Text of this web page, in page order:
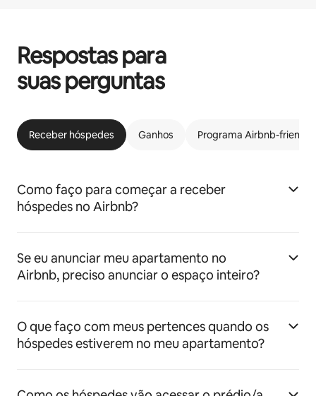
Respostas para
suas perguntas
Receber hóspedes Ganhos Programa Airbnb-friendly
Como faço para começar a receber
hóspedes no Airbnb?
Se eu anunciar meu apartamento no
Airbnb, preciso anunciar o espaço inteiro?
O que faço com meus pertences quando os
hóspedes estiverem no meu apartamento?